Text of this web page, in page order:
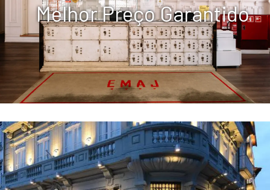
Melhor Preço Garantido